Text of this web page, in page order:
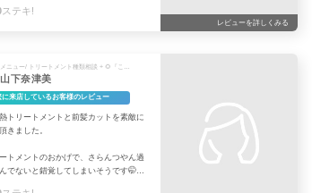
ステキ!
レビューを詳しくみる
山下奈津美
に来店しているお客様のレビュー
トリートメントと前髪カットを素敵に
きました。
トメントのおかげで、さらんつやん過
でないと錯覚してしまいそうです🤭